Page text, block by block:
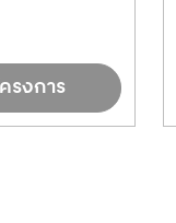
รงการ